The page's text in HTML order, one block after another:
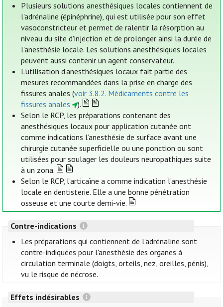
Plusieurs solutions anesthésiques locales contiennent de
l'adrénaline (épinéphrine), qui est utilisée pour son effet
vasoconstricteur et permet de ralentir la résorption au
niveau du site d'injection et de prolonger ainsi la durée de
l'anesthésie locale. Les solutions anesthésiques locales
peuvent aussi contenir un agent conservateur.
L’utilisation d’anesthésiques locaux fait partie des
mesures recommandées dans la prise en charge des
fissures anales (voir 3.8.2. Médicaments contre les
fissures anales
).
Selon le RCP, les préparations contenant des
anesthésiques locaux pour application cutanée ont
comme indications l’anesthésie de surface avant une
chirurgie cutanée superficielle ou une ponction ou sont
utilisées pour soulager les douleurs neuropathiques suite
à un zona.
Selon le RCP, l'articaïne a comme indication l’anesthésie
locale en dentisterie. Elle a une bonne pénétration
osseuse et une courte demi-vie.
Contre-indications
Les préparations qui contiennent de l'adrénaline sont
contre-indiquées pour l'anesthésie des organes à
circulation terminale (doigts, orteils, nez, oreilles, pénis),
vu le risque de nécrose.
Effets indésirables